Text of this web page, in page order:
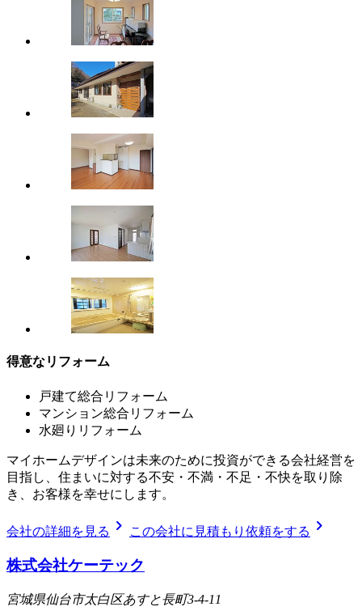
得意なリフォーム
戸建て総合リフォーム
マンション総合リフォーム
水廻りリフォーム
マイホームデザインは未来のために投資ができる会社経営を
目指し、住まいに対する不安・不満・不足・不快を取り除
き、お客様を幸せにします。
会社の詳細を見る chevron_right この会社に見積もり依頼をする chevron_right
株式会社ケーテック
宮城県仙台市太白区あすと長町3-4-11